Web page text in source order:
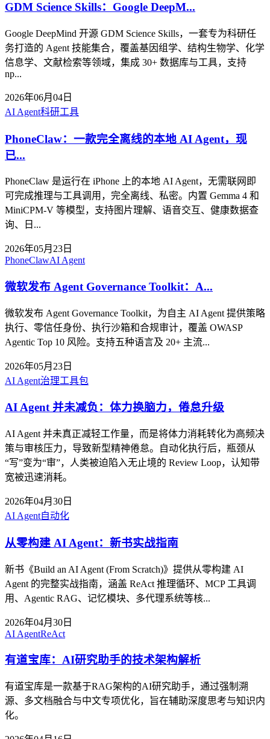
GDM Science Skills：Google DeepM...
Google DeepMind 开源 GDM Science Skills，一套专为科研任
务打造的 Agent 技能集合，覆盖基因组学、结构生物学、化学
信息学、文献检索等领域，集成 30+ 数据库与工具，支持
np...
2026年06月04日
AI Agent科研工具
PhoneClaw：一款完全离线的本地 AI Agent，现
已...
PhoneClaw 是运行在 iPhone 上的本地 AI Agent，无需联网即
可完成推理与工具调用，完全离线、私密。内置 Gemma 4 和
MiniCPM-V 等模型，支持图片理解、语音交互、健康数据查
询、日...
2026年05月23日
PhoneClawAI Agent
微软发布 Agent Governance Toolkit：A...
微软发布 Agent Governance Toolkit，为自主 AI Agent 提供策略
执行、零信任身份、执行沙箱和合规审计，覆盖 OWASP
Agentic Top 10 风险。支持五种语言及 20+ 主流...
2026年05月23日
AI Agent治理工具包
AI Agent 并未减负：体力换脑力，倦怠升级
AI Agent 并未真正减轻工作量，而是将体力消耗转化为高频决
策与审核压力，导致新型精神倦怠。自动化执行后，瓶颈从
“写”变为“审”，人类被迫陷入无止境的 Review Loop，认知带
宽被迅速消耗。
2026年04月30日
AI Agent自动化
从零构建 AI Agent：新书实战指南
新书《Build an AI Agent (From Scratch)》提供从零构建 AI
Agent 的完整实战指南，涵盖 ReAct 推理循环、MCP 工具调
用、Agentic RAG、记忆模块、多代理系统等核...
2026年04月30日
AI AgentReAct
有道宝库：AI研究助手的技术架构解析
有道宝库是一款基于RAG架构的AI研究助手，通过强制溯
源、多文档融合与中文专项优化，旨在辅助深度思考与知识内
化。